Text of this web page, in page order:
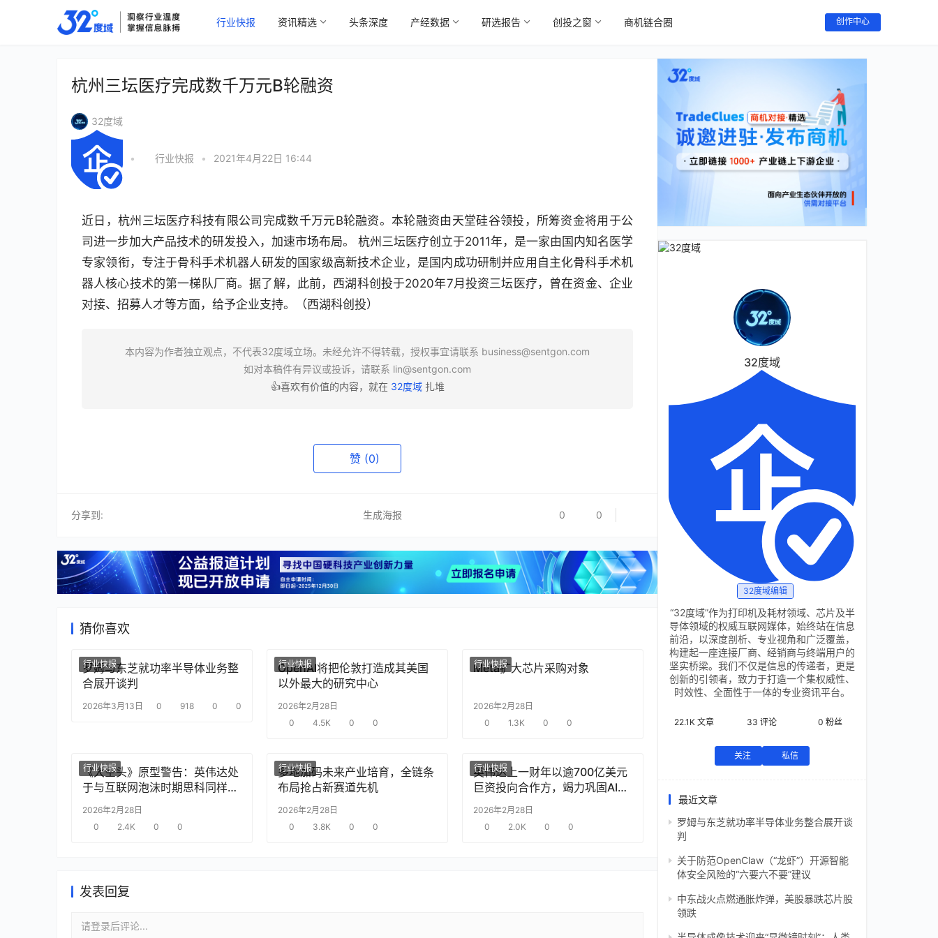
行业快报 资讯精选 头条深度 产经数据 研选报告 创投之窗 商机链合圈 创作中心
杭州三坛医疗完成数千万元B轮融资
32度域
• 行业快报 • 2021年4月22日 16:44
近日，杭州三坛医疗科技有限公司完成数千万元B轮融资。本轮融资由天堂硅谷领投，所筹资金将用于公
司进一步加大产品技术的研发投入，加速市场布局。 杭州三坛医疗创立于2011年，是一家由国内知名医学
专家领衔，专注于骨科手术机器人研发的国家级高新技术企业，是国内成功研制并应用自主化骨科手术机
器人核心技术的第一梯队厂商。据了解，此前，西湖科创投于2020年7月投资三坛医疗，曾在资金、企业
对接、招募人才等方面，给予企业支持。（西湖科创投）
本内容为作者独立观点，不代表32度域立场。未经允许不得转载，授权事宜请联系 business@sentgon.com
如对本稿件有异议或投诉，请联系 lin@sentgon.com
👍喜欢有价值的内容，就在 32度域扎堆
赞 (0)
分享到: 生成海报 0 0
猜你喜欢
行业快报
罗姆与东芝就功率半导体业务整
合展开谈判
2026年3月13日 0 918 0 0
行业快报
OpenAI将把伦敦打造成其美国
以外最大的研究中心
2026年2月28日
0
4.5K 0 0
行业快报
Meta扩大芯片采购对象
2026年2月28日
0
1.3K 0 0
行业快报
《大空头》原型警告：英伟达处
于与互联网泡沫时期思科同样的
“危险境地”
2026年2月28日
0
2.4K 0 0
行业快报
多地加码未来产业培育，全链条
布局抢占新赛道先机
2026年2月28日
0
3.8K 0 0
行业快报
英伟达上一财年以逾700亿美元
巨资投向合作方，竭力巩固AI芯
片需求
2026年2月28日
0
2.0K 0 0
发表回复
请登录后评论...
32度域
32度域编辑
“32度域”作为打印机及耗材领域、芯片及半
导体领域的权威互联网媒体，始终站在信息
前沿，以深度剖析、专业视角和广泛覆盖，
构建起一座连接厂商、经销商与终端用户的
坚实桥梁。我们不仅是信息的传递者，更是
创新的引领者，致力于打造一个集权威性、
时效性、全面性于一体的专业资讯平台。
22.1K 文章 33 评论 0 粉丝
关注 私信
最近文章
罗姆与东芝就功率半导体业务整合展开谈
判
关于防范OpenClaw（“龙虾”）开源智能
体安全风险的“六要六不要”建议
中东战火点燃通胀炸弹，美股暴跌芯片股
领跌